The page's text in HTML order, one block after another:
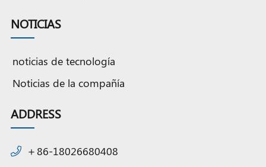
NOTICIAS
noticias de tecnología
Noticias de la compañía
ADDRESS
＋86-18026680408